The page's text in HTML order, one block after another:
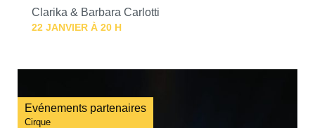
Clarika & Barbara Carlotti
22 JANVIER À 20 H
Evénements partenaires
Cirque